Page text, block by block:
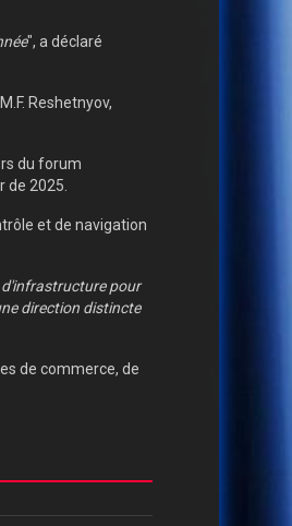
", a déclaré
Reshetnyov,
du forum
de 2025.
et de navigation
d'infrastructure pour
direction distincte
de commerce, de